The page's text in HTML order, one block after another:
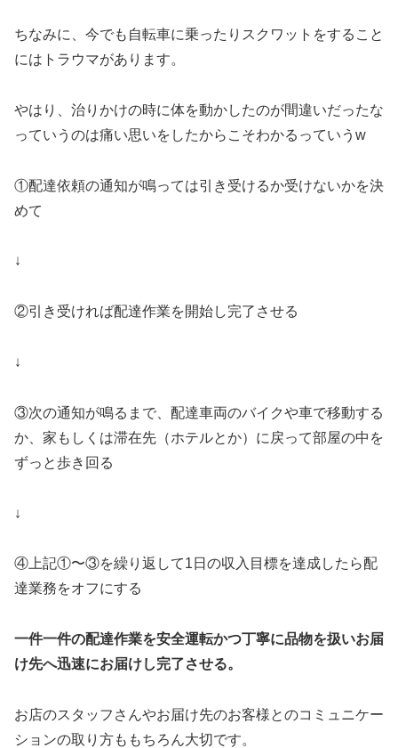
ちなみに、今でも自転車に乗ったりスクワットをすること
にはトラウマがあります。
やはり、治りかけの時に体を動かしたのが間違いだったな
っていうのは痛い思いをしたからこそわかるっていうw
①配達依頼の通知が鳴っては引き受けるか受けないかを決
めて
↓
②引き受ければ配達作業を開始し完了させる
↓
③次の通知が鳴るまで、配達車両のバイクや車で移動する
か、家もしくは滞在先（ホテルとか）に戻って部屋の中を
ずっと歩き回る
↓
④上記①〜③を繰り返して1日の収入目標を達成したら配
達業務をオフにする
一件一件の配達作業を安全運転かつ丁寧に品物を扱いお届
け先へ迅速にお届けし完了させる。
お店のスタッフさんやお届け先のお客様とのコミュニケー
ションの取り方ももちろん大切です。